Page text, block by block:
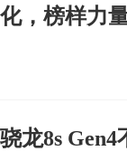
化，榜样力
骁龙8s